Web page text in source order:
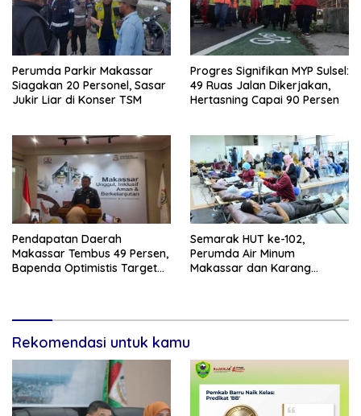
Perumda Parkir Makassar
Siagakan 20 Personel, Sasar
Jukir Liar di Konser TSM
Progres Signifikan MYP Sulsel:
49 Ruas Jalan Dikerjakan,
Hertasning Capai 90 Persen
Pendapatan Daerah
Makassar Tembus 49 Persen,
Bapenda Optimistis Target
Semarak HUT ke-102,
Perumda Air Minum
Makassar dan Karang
Rekomendasi untuk kamu